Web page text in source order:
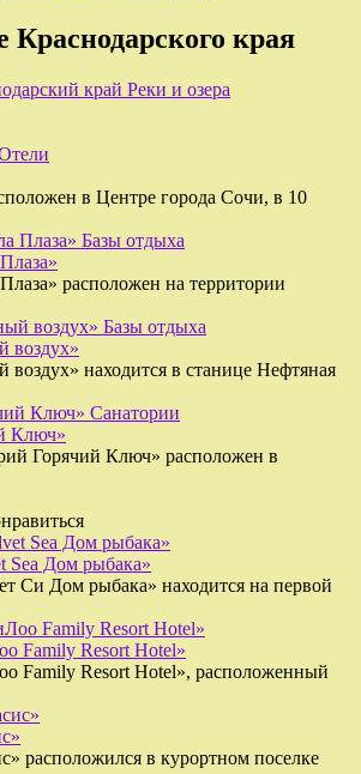
Краснодарского края
Реки и озера
в Центре города Сочи, в 10
Базы отдыха
расположен на территории
Базы отдыха
воздух»
воздух» находится в станице Нефтяная
Санатории
Ключ»
Горячий Ключ» расположен в
Sea Дом рыбака»
Си Дом рыбака» находится на первой
Family Resort Hotel»
Family Resort Hotel», расположенный
расположился в курортном поселке